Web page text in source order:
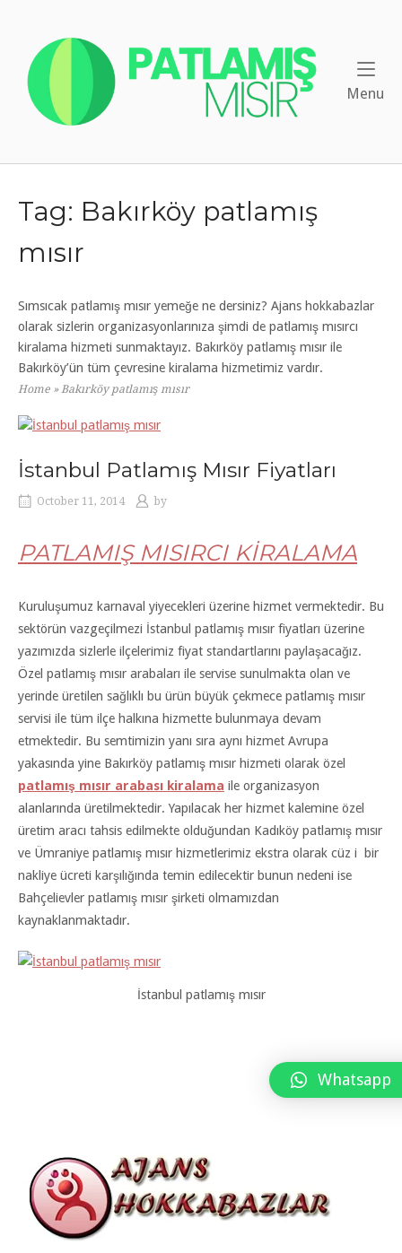
content
Menu
Tag: Bakırköy patlamış
mısır
Sımsıcak patlamış mısır yemeğe ne dersiniz? Ajans hokkabazlar
olarak sizlerin organizasyonlarınıza şimdi de patlamış mısırcı
kiralama hizmeti sunmaktayız. Bakırköy patlamış mısır ile
Bakırköy’ün tüm çevresine kiralama hizmetimiz vardır.
Home »Bakırköy patlamış mısır
İstanbul Patlamış Mısır Fiyatları
October 11, 2014 by
PATLAMIŞ MISIRCI KİRALAMA
Kuruluşumuz karnaval yiyecekleri üzerine hizmet vermektedir. Bu
sektörün vazgeçilmezi İstanbul patlamış mısır fiyatları üzerine
yazımızda sizlerle ilçelerimiz fiyat standartlarını paylaşacağız.
Özel patlamış mısır arabaları ile servise sunulmakta olan ve
yerinde üretilen sağlıklı bu ürün büyük çekmece patlamış mısır
servisi ile tüm ilçe halkına hizmette bulunmaya devam
etmektedir. Bu semtimizin yanı sıra aynı hizmet Avrupa
yakasında yine Bakırköy patlamış mısır hizmeti olarak özel
patlamış mısır arabası kiralama ile organizasyon
alanlarında üretilmektedir. Yapılacak her hizmet kalemine özel
üretim aracı tahsis edilmekte olduğundan Kadıköy patlamış mısır
ve Ümraniye patlamış mısır hizmetlerimiz ekstra olarak cüz i bir
nakliye ücreti karşılığında temin edilecektir bunun nedeni ise
Bahçelievler patlamış mısır şirketi olmamızdan
kaynaklanmaktadır.
İstanbul patlamış mısır
Whatsapp